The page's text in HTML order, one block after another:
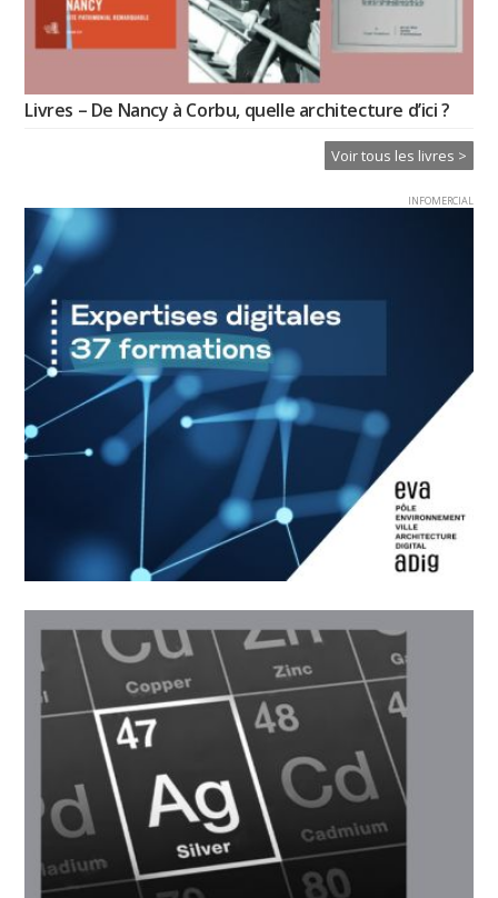
Livres – De Nancy à Corbu, quelle architecture d’ici ?
Voir tous les livres >
INFOMERCIAL